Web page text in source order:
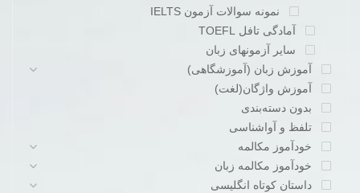
نمونه سوالات آزمون IELTS
آمادگی تافل TOEFL
سایر آزمونهای زبان
آموزش زبان (آموزشگاهی)
آموزش واژگان(لغت)
بدون دسته‌بندی
تلفظ و آواشناسی
خودآموز مکالمه
خودآموز مکالمه زبان
داستان کوتاه انگلیسی